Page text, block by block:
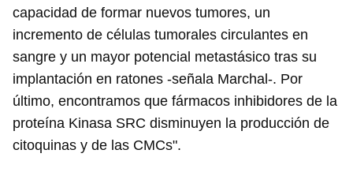
Guardar como favorito
capacidad de formar nuevos tumores, un
incremento de células tumorales circulantes en
sangre y un mayor potencial metastásico tras su
implantación en ratones -señala Marchal-. Por
último, encontramos que fármacos inhibidores de la
proteína Kinasa SRC disminuyen la producción de
citoquinas y de las CMCs".